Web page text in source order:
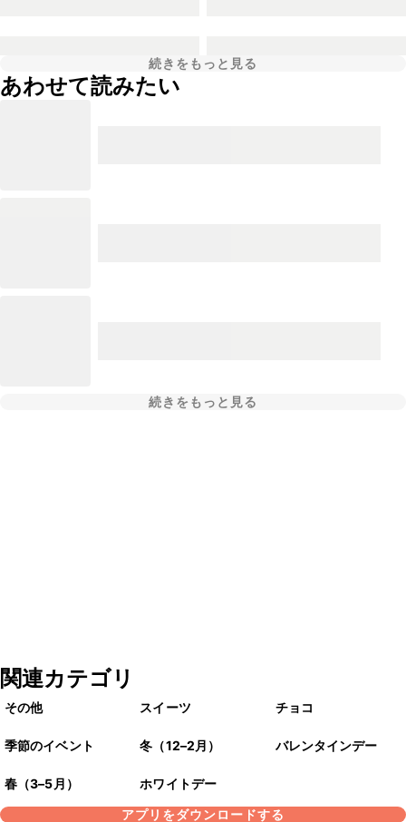
続きをもっと見る
あわせて読みたい
続きをもっと見る
関連カテゴリ
その他 スイーツ チョコ
季節のイベント 冬（12–2月） バレンタインデー
春（3–5月）
ホワイトデー
アプリをダウンロードする